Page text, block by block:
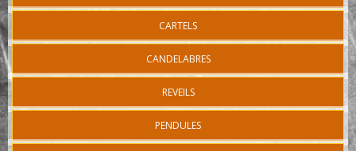
CARTELS
CANDELABRES
REVEILS
PENDULES